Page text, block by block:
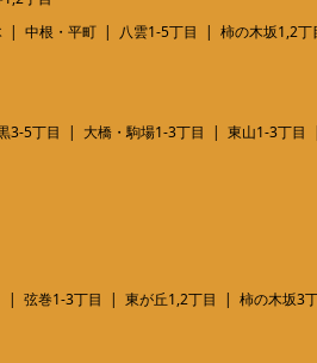
中根・平町 八雲1-5丁目 柿の木坂1,2丁
3-5丁目 大橋・駒場1-3丁目 東山1-3丁目
弦巻1-3丁目 東が丘1,2丁目 柿の木坂3